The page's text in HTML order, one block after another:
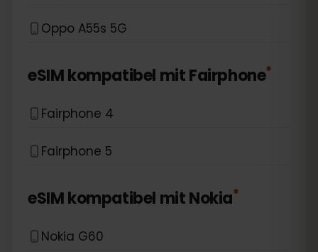
Oppo A55s 5G
eSIM kompatibel mitFairphone*
Fairphone 4
Fairphone 5
eSIM kompatibel mitNokia*
Nokia G60